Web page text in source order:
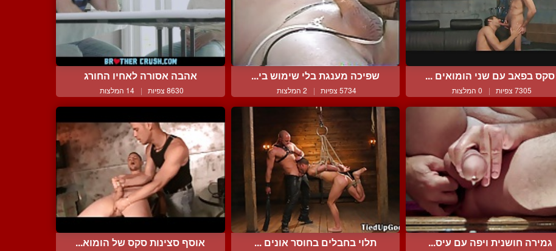
סקס בפאב עם שני הומואים ...
7305 צפיות | 0 המלצות
שפיכה מענגת בלי שימוש בי...
5734 צפיות | 2 המלצות
אהבה אסורה לאחיו החורג
8630 צפיות | 14 המלצות
גמירה חושנית ויפה עם עיס... תלוי בחבלים בחוסר אונים ... אוסף סצינות סקס של הומוא...